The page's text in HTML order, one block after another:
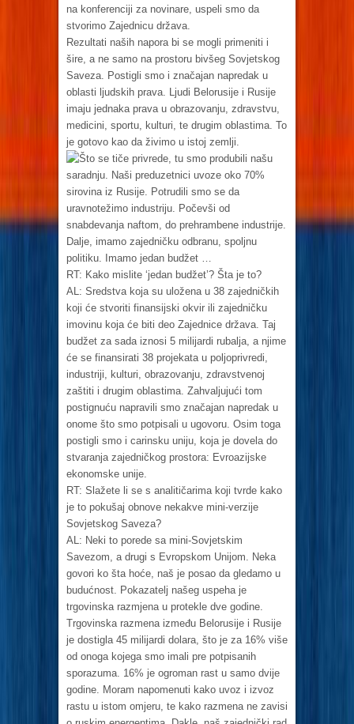
na konferenciji za novinare, uspeli smo da
stvorimo Zajednicu država.
Rezultati naših napora bi se mogli primeniti i
šire, a ne samo na prostoru bivšeg Sovjetskog
Saveza. Postigli smo i značajan napredak u
oblasti ljudskih prava. Ljudi Belorusije i Rusije
imaju jednaka prava u obrazovanju, zdravstvu,
medicini, sportu, kulturi, te drugim oblastima. To
je gotovo kao da živimo u istoj zemlji.
Što se tiče privrede, tu smo produbili našu
saradnju. Naši preduzetnici uvoze oko 70%
sirovina iz Rusije. Potrudili smo se da
uravnotežimo industriju. Počevši od
snabdevanja naftom, do prehrambene industrije.
Dalje, imamo zajedničku odbranu, spoljnu
politiku. Imamo jedan budžet …
RT: Kako mislite ‘jedan budžet’? Šta je to?
AL: Sredstva koja su uložena u 38 zajedničkih
koji će stvoriti finansijski okvir ili zajedničku
imovinu koja će biti deo Zajednice država. Taj
budžet za sada iznosi 5 milijardi rubalja, a njime
će se finansirati 38 projekata u poljoprivredi,
industriji, kulturi, obrazovanju, zdravstvenoj
zaštiti i drugim oblastima. Zahvaljujući tom
postignuću napravili smo značajan napredak u
onome što smo potpisali u ugovoru. Osim toga
postigli smo i carinsku uniju, koja je dovela do
stvaranja zajedničkog prostora: Evroazijske
ekonomske unije.
RT: Slažete li se s analitičarima koji tvrde kako
je to pokušaj obnove nekakve mini-verzije
Sovjetskog Saveza?
AL: Neki to porede sa mini-Sovjetskim
Savezom, a drugi s Evropskom Unijom. Neka
govori ko šta hoće, naš je posao da gledamo u
budućnost. Pokazatelj našeg uspeha je
trgovinska razmjena u protekle dve godine.
Trgovinska razmena između Belorusije i Rusije
je dostigla 45 milijardi dolara, što je za 16% više
od onoga kojega smo imali pre potpisanih
sporazuma. 16% je ogroman rast u samo dvije
godine. Moram napomenuti kako uvoz i izvoz
rastu u istom omjeru, te kako razmena ne zavisi